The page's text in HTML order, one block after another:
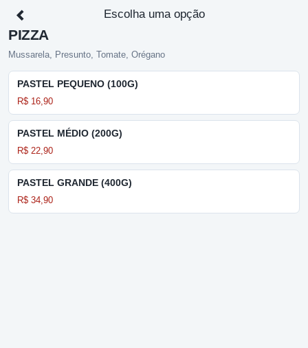
Escolha uma opção
PIZZA
Mussarela, Presunto, Tomate, Orégano
PASTEL PEQUENO (100G)
R$ 16,90
PASTEL MÉDIO (200G)
R$ 22,90
PASTEL GRANDE (400G)
R$ 34,90